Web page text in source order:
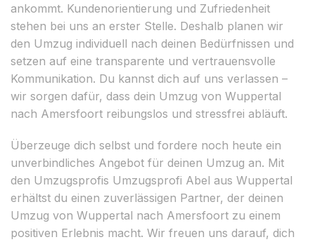
ankommt. Kundenorientierung und Zufriedenheit
stehen bei uns an erster Stelle. Deshalb planen wir
den Umzug individuell nach deinen Bedürfnissen und
setzen auf eine transparente und vertrauensvolle
Kommunikation. Du kannst dich auf uns verlassen –
wir sorgen dafür, dass dein Umzug von Wuppertal
nach Amersfoort reibungslos und stressfrei abläuft.
Überzeuge dich selbst und fordere noch heute ein
unverbindliches Angebot für deinen Umzug an. Mit
den Umzugsprofis Umzugsprofi Abel aus Wuppertal
erhältst du einen zuverlässigen Partner, der deinen
Umzug von Wuppertal nach Amersfoort zu einem
positiven Erlebnis macht. Wir freuen uns darauf, dich